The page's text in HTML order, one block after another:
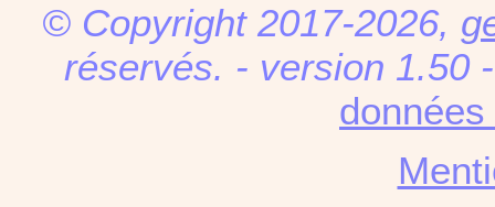
© Copyright 2017-2026,
réservés. - version 1.50